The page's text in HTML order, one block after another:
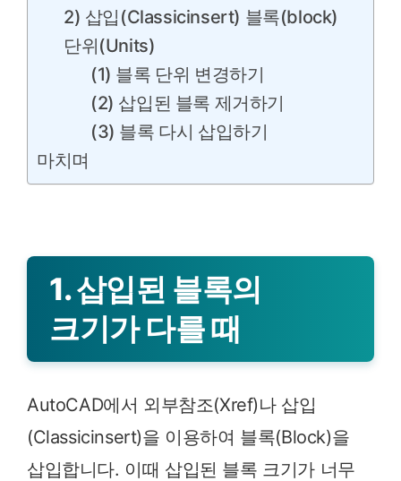
2) 삽입(Classicinsert) 블록(block)
단위(Units)
(1) 블록 단위 변경하기
(2) 삽입된 블록 제거하기
(3) 블록 다시 삽입하기
마치며
1. 삽입된 블록의
크기가 다를 때
AutoCAD에서 외부참조(Xref)나 삽입
(Classicinsert)을 이용하여 블록(Block)을
삽입합니다. 이때 삽입된 블록 크기가 너무